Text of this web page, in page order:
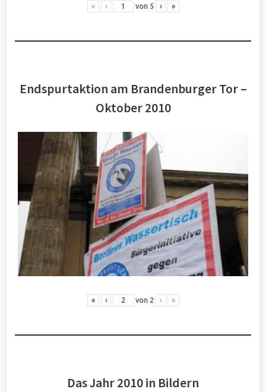
« ‹ von 5 › »
Endspurtaktion am Brandenburger Tor –
Oktober 2010
« ‹ von 2 › »
Das Jahr 2010 in Bildern